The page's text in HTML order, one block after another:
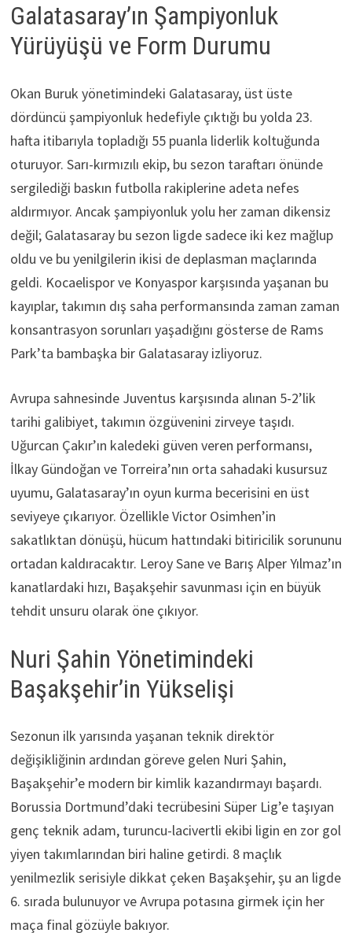
Galatasaray’ın Şampiyonluk
Yürüyüşü ve Form Durumu
Okan Buruk yönetimindeki Galatasaray, üst üste
dördüncü şampiyonluk hedefiyle çıktığı bu yolda 23.
hafta itibarıyla topladığı 55 puanla liderlik koltuğunda
oturuyor. Sarı-kırmızılı ekip, bu sezon taraftarı önünde
sergilediği baskın futbolla rakiplerine adeta nefes
aldırmıyor. Ancak şampiyonluk yolu her zaman dikensiz
değil; Galatasaray bu sezon ligde sadece iki kez mağlup
oldu ve bu yenilgilerin ikisi de deplasman maçlarında
geldi. Kocaelispor ve Konyaspor karşısında yaşanan bu
kayıplar, takımın dış saha performansında zaman zaman
konsantrasyon sorunları yaşadığını gösterse de Rams
Park’ta bambaşka bir Galatasaray izliyoruz.
Avrupa sahnesinde Juventus karşısında alınan 5-2’lik
tarihi galibiyet, takımın özgüvenini zirveye taşıdı.
Uğurcan Çakır’ın kaledeki güven veren performansı,
İlkay Gündoğan ve Torreira’nın orta sahadaki kusursuz
uyumu, Galatasaray’ın oyun kurma becerisini en üst
seviyeye çıkarıyor. Özellikle Victor Osimhen’in
sakatlıktan dönüşü, hücum hattındaki bitiricilik sorununu
ortadan kaldıracaktır. Leroy Sane ve Barış Alper Yılmaz’ın
kanatlardaki hızı, Başakşehir savunması için en büyük
tehdit unsuru olarak öne çıkıyor.
Nuri Şahin Yönetimindeki
Başakşehir’in Yükselişi
Sezonun ilk yarısında yaşanan teknik direktör
değişikliğinin ardından göreve gelen Nuri Şahin,
Başakşehir’e modern bir kimlik kazandırmayı başardı.
Borussia Dortmund’daki tecrübesini Süper Lig’e taşıyan
genç teknik adam, turuncu-lacivertli ekibi ligin en zor gol
yiyen takımlarından biri haline getirdi. 8 maçlık
yenilmezlik serisiyle dikkat çeken Başakşehir, şu an ligde
6. sırada bulunuyor ve Avrupa potasına girmek için her
maça final gözüyle bakıyor.